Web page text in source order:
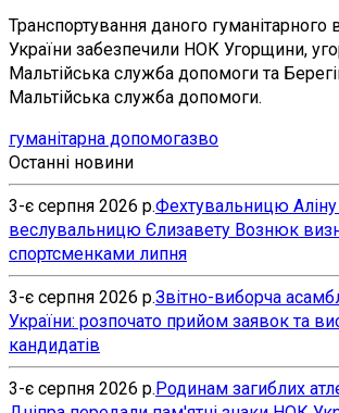
Транспортування даного гуманітарного
України забезпечили НОК Угорщини,
Мальтійська служба допомоги та
Мальтійська служба допомоги.
гуманітарна допомогазво
Останні новини
3-є серпня 2026 р.Фехтувальницю
веслувальницю Єлизавету Вознюк
спортсменками липня
3-є серпня 2026 р.Звітно-виборча
України: розпочато прийом заявок та
кандидатів
3-є серпня 2026 р.Родинам загиблих